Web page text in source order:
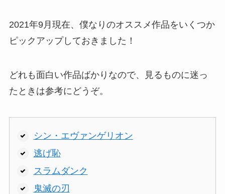
2021年9月現在、僕なりのオススメ作品をいくつか
ピックアップしておきました！
どれも面白い作品ばかりなので、見るものに迷っ
たときは参考にどうぞ。
シン・エヴァンゲリオン
逃げ恥
スラムダンク
鬼滅の刃